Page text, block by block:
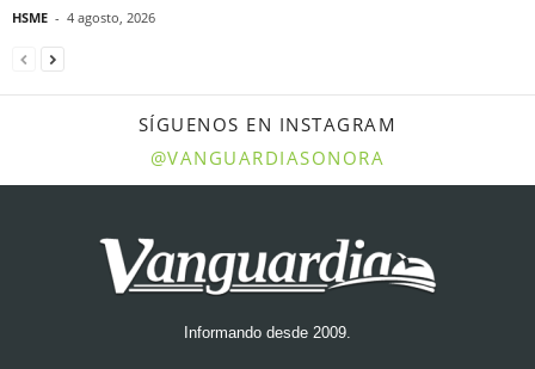
HSME - 4 agosto, 2026
SÍGUENOS EN INSTAGRAM
@VANGUARDIASONORA
Informando desde 2009.